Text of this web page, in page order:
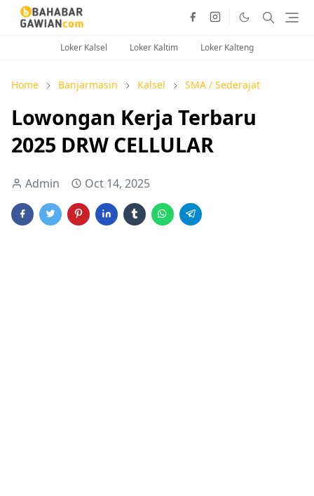
Loker Kalsel Loker Kaltim Loker Kalteng
Home Banjarmasin Kalsel SMA / Sederajat
Lowongan Kerja Terbaru
2025 DRW CELLULAR
Admin Oct 14, 2025